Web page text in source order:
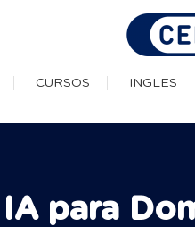
Técnicas
CURSOS INGLES
para